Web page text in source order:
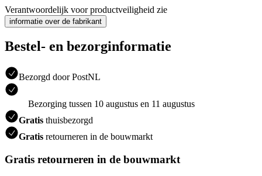
Verantwoordelijk voor productveiligheid zie
informatie over de fabrikant
Bestel- en bezorginformatie
Bezorgd door PostNL
Bezorging tussen 10 augustus en 11 augustus
Gratis thuisbezorgd
Gratis retourneren in de bouwmarkt
Gratis retourneren in de bouwmarkt